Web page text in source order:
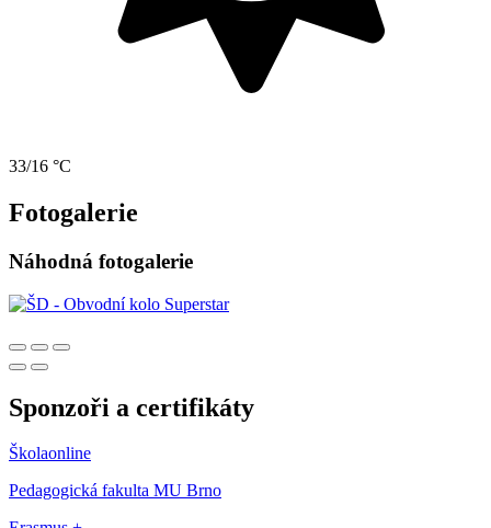
33/16 °C
Fotogalerie
Náhodná fotogalerie
Sponzoři a certifikáty
Školaonline
Pedagogická fakulta MU Brno